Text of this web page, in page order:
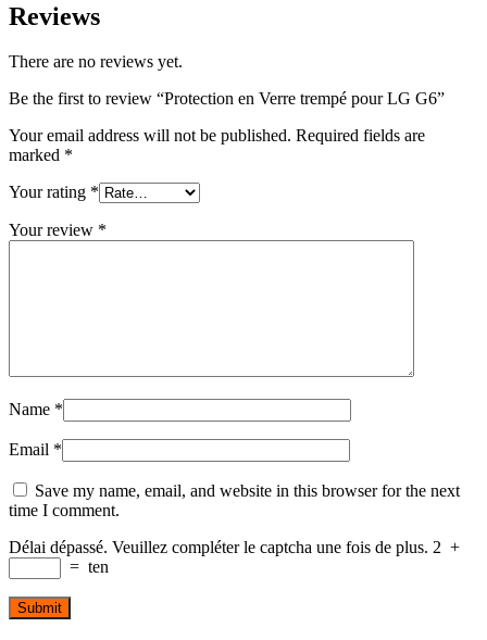
Reviews
There are no reviews yet.
Be the first to review “Protection en Verre trempé pour LG G6”
Your email address will not be published. Required fields are
marked *
Your rating *
Your review *
Name *
Email *
Save my name, email, and website in this browser for the next
time I comment.
Délai dépassé. Veuillez compléter le captcha une fois de plus. 2 +
= ten